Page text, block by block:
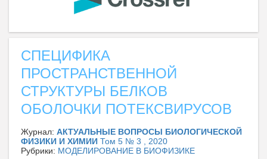
СПЕЦИФИКА
ПРОСТРАНСТВЕННОЙ
СТРУКТУРЫ БЕЛКОВ
ОБОЛОЧКИ ПОТЕКСВИРУСОВ
Журнал: АКТУАЛЬНЫЕ ВОПРОСЫ БИОЛОГИЧЕСКОЙ
ФИЗИКИ И ХИМИИ Том 5 № 3 , 2020
Рубрики: МОДЕЛИРОВАНИЕ В БИОФИЗИКЕ